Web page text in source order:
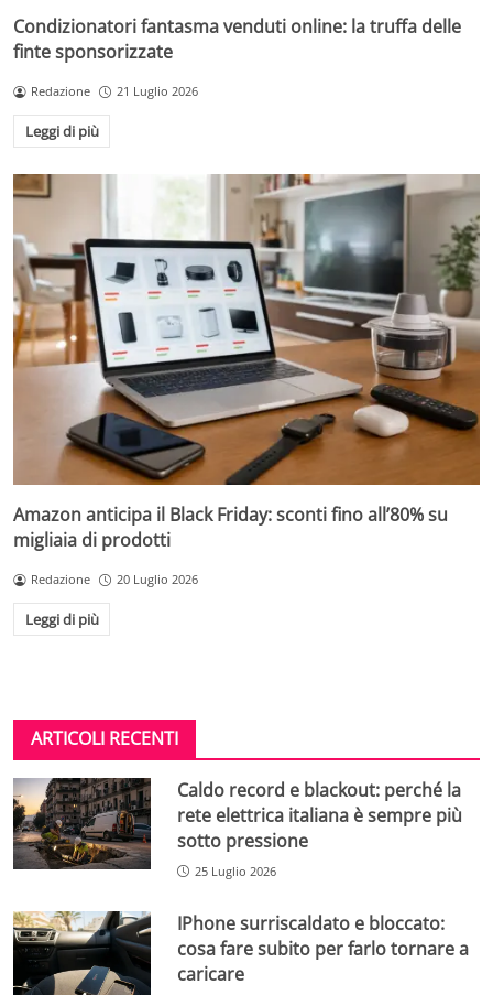
Condizionatori fantasma venduti online: la truffa delle
finte sponsorizzate
Redazione 21 Luglio 2026
Leggi di più
Amazon anticipa il Black Friday: sconti fino all’80% su
migliaia di prodotti
Redazione 20 Luglio 2026
Leggi di più
ARTICOLI RECENTI
Caldo record e blackout: perché la
rete elettrica italiana è sempre più
sotto pressione
25 Luglio 2026
IPhone surriscaldato e bloccato:
cosa fare subito per farlo tornare a
caricare